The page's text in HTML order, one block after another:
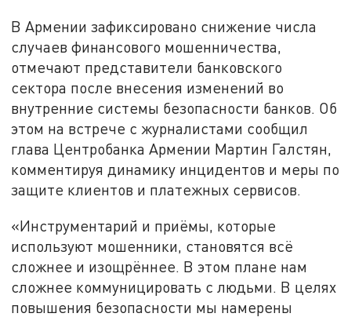
В Армении зафиксировано снижение числа
случаев финансового мошенничества,
отмечают представители банковского
сектора после внесения изменений во
внутренние системы безопасности банков. Об
этом на встрече с журналистами сообщил
глава Центробанка Армении Мартин Галстян,
комментируя динамику инцидентов и меры по
защите клиентов и платежных сервисов.
«Инструментарий и приёмы, которые
используют мошенники, становятся всё
сложнее и изощрённее. В этом плане нам
сложнее коммуницировать с людьми. В целях
повышения безопасности мы намерены